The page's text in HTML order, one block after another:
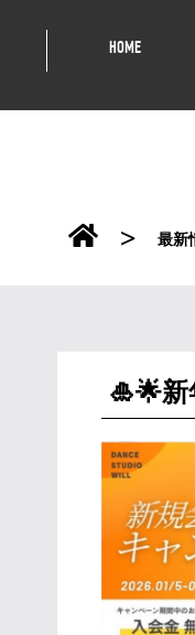
HOME
> 最新
🎍🌟新